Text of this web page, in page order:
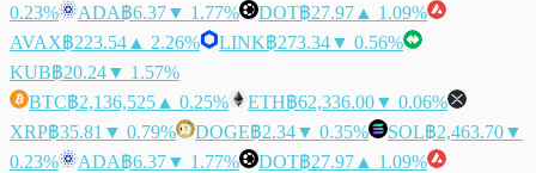
0.23%
ADA฿6.37▼ 1.77% DOT฿27.97 ▲ 1.09%
AVAX฿223.54 ▲ 2.26% LINK฿273.34▼ 0.56%
KUB฿20.24▼ 1.57%
BTC฿2,136,525 ▲ 0.25% ETH฿62,336.00▼ 0.06%
XRP฿35.81 ▼ 0.79% DOGE฿2.34▼ 0.35% SOL฿2,463.70▼
0.23%
ADA฿6.37▼ 1.77% DOT฿27.97 ▲ 1.09%